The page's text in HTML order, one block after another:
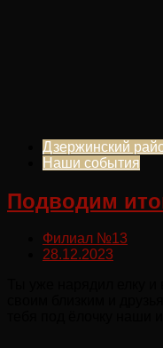
Дзержинский
Наши события
Подводим
Филиал №13
28.12.2023